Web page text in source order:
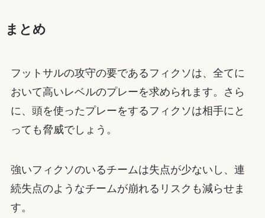
まとめ
フットサルの攻守の要であるフィクソは、全てに
おいて高いレベルのプレーを求められます。さら
に、頭を使ったプレーをするフィクソは相手にと
っても脅威でしょう。
強いフィクソのいるチームは失点が少ないし、連
続失点のようなチームが崩れるリスクも減らせま
す。